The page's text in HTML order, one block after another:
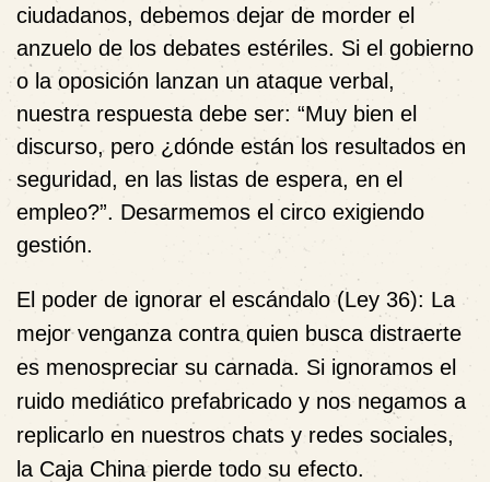
ciudadanos, debemos dejar de morder el
anzuelo de los debates estériles. Si el gobierno
o la oposición lanzan un ataque verbal,
nuestra respuesta debe ser: “Muy bien el
discurso, pero ¿dónde están los resultados en
seguridad, en las listas de espera, en el
empleo?”. Desarmemos el circo exigiendo
gestión.
El poder de ignorar el escándalo(Ley 36): La
mejor venganza contra quien busca distraerte
es menospreciar su carnada. Si ignoramos el
ruido mediático prefabricado y nos negamos a
replicarlo en nuestros chats y redes sociales,
la Caja China pierde todo su efecto.